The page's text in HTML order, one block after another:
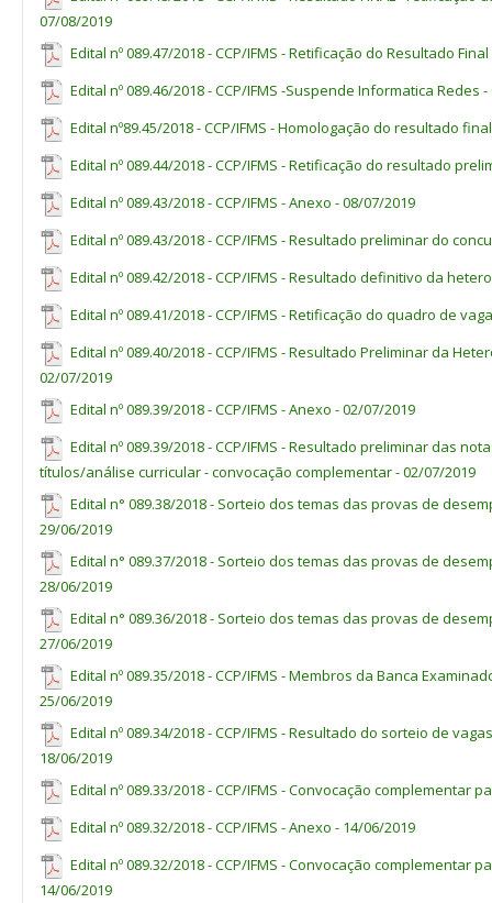
eletrônicowww.stm.jus.br
iv. Certidão de Antecedentes Criminais, expedida pelo
endereço eletrônicowww.dpf.gov.br
h) não ter sofrido, no exercício de função pública, penalidade
federal, prevista no art. 137, parágrafo único, da Lei nº 8.112/90;
i) não receber proventos de aposentadoria ou remuneração que
forma do art. 37, inciso XVI, da Constituição Federal; e
j) comprovar registro no Conselho de Classe, quando houver
docência.
1.2 Os títulos de graduação e pós-graduação obtidos no
revalidados no Brasil.
1.3 Os documentos comprobatórios dos requisitos fixados no
aprovação do candidato, por ocasião da convocação para assumir
1.4 Anular-se-ão, sumariamente, a inscrição e todos os atos
comprovar que, no ato da investidura no cargo, satisfaz os
Informática/Redes
em
Engenharia de
em Engenharia
ou Tecnólogo em
Informação
Segurança
de
Português/Inglês 2 - - 2
com
Língua
*** PCD - Vagas reservadas às Pessoas com Deficiência
* Ampla - Vagas destinadas à ampla concorrência
(1)Proibição do exercício de outra atividade remunerada, pública
Os docentes terão carga horária semanal de 40 horas,
tarde (T), noite (N), incluindo os sábados.
(2)O regime de Dedicação Exclusiva impede o exercício de outra
privada.
07/08/2019
Edital nº 089.47/2018 - CCP/IFMS - Retificação do Resultado
Edital nº 089.46/2018 - CCP/IFMS -Suspende Informatica Redes
Edital nº89.45/2018 - CCP/IFMS - Homologação do resultado
Edital nº 089.44/2018 - CCP/IFMS - Retificação do resultado
Edital nº 089.43/2018 - CCP/IFMS - Anexo - 08/07/2019
Edital nº 089.43/2018 - CCP/IFMS - Resultado preliminar do
Edital nº 089.42/2018 - CCP/IFMS - Resultado definitivo da
Edital nº 089.41/2018 - CCP/IFMS - Retificação do quadro de
Edital nº 089.40/2018 - CCP/IFMS - Resultado Preliminar da
02/07/2019
Edital nº 089.39/2018 - CCP/IFMS - Anexo - 02/07/2019
Edital nº 089.39/2018 - CCP/IFMS - Resultado preliminar das
títulos/análise curricular - convocação complementar - 02/07/2019
Edital n° 089.38/2018 - Sorteio dos temas das provas de
29/06/2019
Edital n° 089.37/2018 - Sorteio dos temas das provas de
28/06/2019
Edital n° 089.36/2018 - Sorteio dos temas das provas de
27/06/2019
Edital nº 089.35/2018 - CCP/IFMS - Membros da Banca
25/06/2019
Edital nº 089.34/2018 - CCP/IFMS - Resultado do sorteio de
18/06/2019
Edital nº 089.33/2018 - CCP/IFMS - Convocação complementar
Edital nº 089.32/2018 - CCP/IFMS - Anexo - 14/06/2019
Edital nº 089.32/2018 - CCP/IFMS - Convocação complementar
14/06/2019